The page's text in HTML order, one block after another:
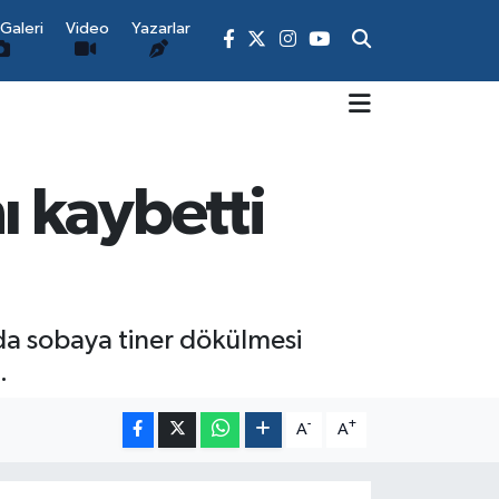
Video Yazarlar
kaybetti
sobaya tiner dökülmesi
A- A+